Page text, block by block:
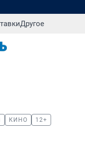
Другое
КИНО 12+